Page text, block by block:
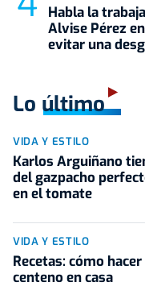
Habla la
Alvise Pérez
evitar una
Lo último
VIDA Y ESTILO
Karlos Arguiñano
del gazpacho
en el tomate
VIDA Y ESTILO
Recetas: cómo
centeno en casa